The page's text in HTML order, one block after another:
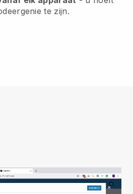
te zijn.